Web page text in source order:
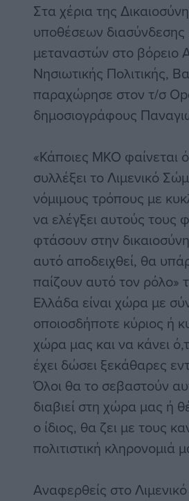
Στα χέρια της
υποθέσεων
μεταναστών στο βόρειο
Νησιωτικής Πολιτικής,
παραχώρησε στον τ/σ
δημοσιογράφους
«Κάποιες ΜΚΟ φαίνεται
συλλέξει το Λιμενικό
νόμιμους τρόπους με
να ελέγξει αυτούς τους
φτάσουν στην
αυτό αποδειχθεί, θα
παίζουν αυτό τον ρόλο»
Ελλάδα είναι χώρα με
οποιοσδήποτε κύριος ή
χώρα μας και να κάνει
έχει δώσει ξεκάθαρες
Όλοι θα το σεβαστούν
διαβιεί στη χώρα μας ή
ο ίδιος, θα ζει με τους
πολιτιστική
Αναφερθείς στο